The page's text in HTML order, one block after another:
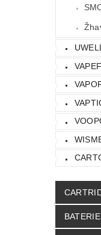
UWELL
BATERIE